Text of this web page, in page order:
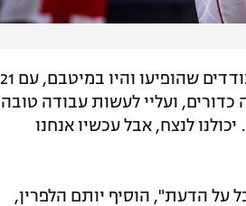
"22 איבודים זה יותר מדי", הודה סולימאן בריימו, שהיה בין הבודדים שהופיעו והיו במיטבם, עם 21
כדורים, ועליי לעשות עבודה טובה
לנצח, אבל עכשיו אנחנו
על הדעת", הוסיף יותם הלפרין,